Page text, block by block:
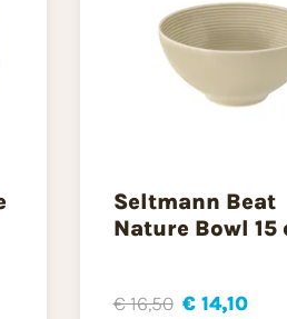
Seltmann Beat
Nature Bowl 15
€ 16,50 € 14,10